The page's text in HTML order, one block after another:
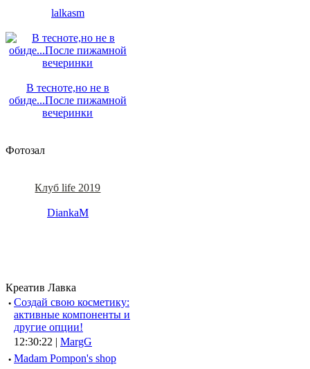
lalkasm
В тесноте,но не в
обиде...После пижамной
вечеринки
Фотозал
Клуб life 2019
DiankaM
Креатив Лавка
· Создай свою косметику:
активные компоненты и
другие опции!
12:30:22 | MargG
· Madam Pompon's shop